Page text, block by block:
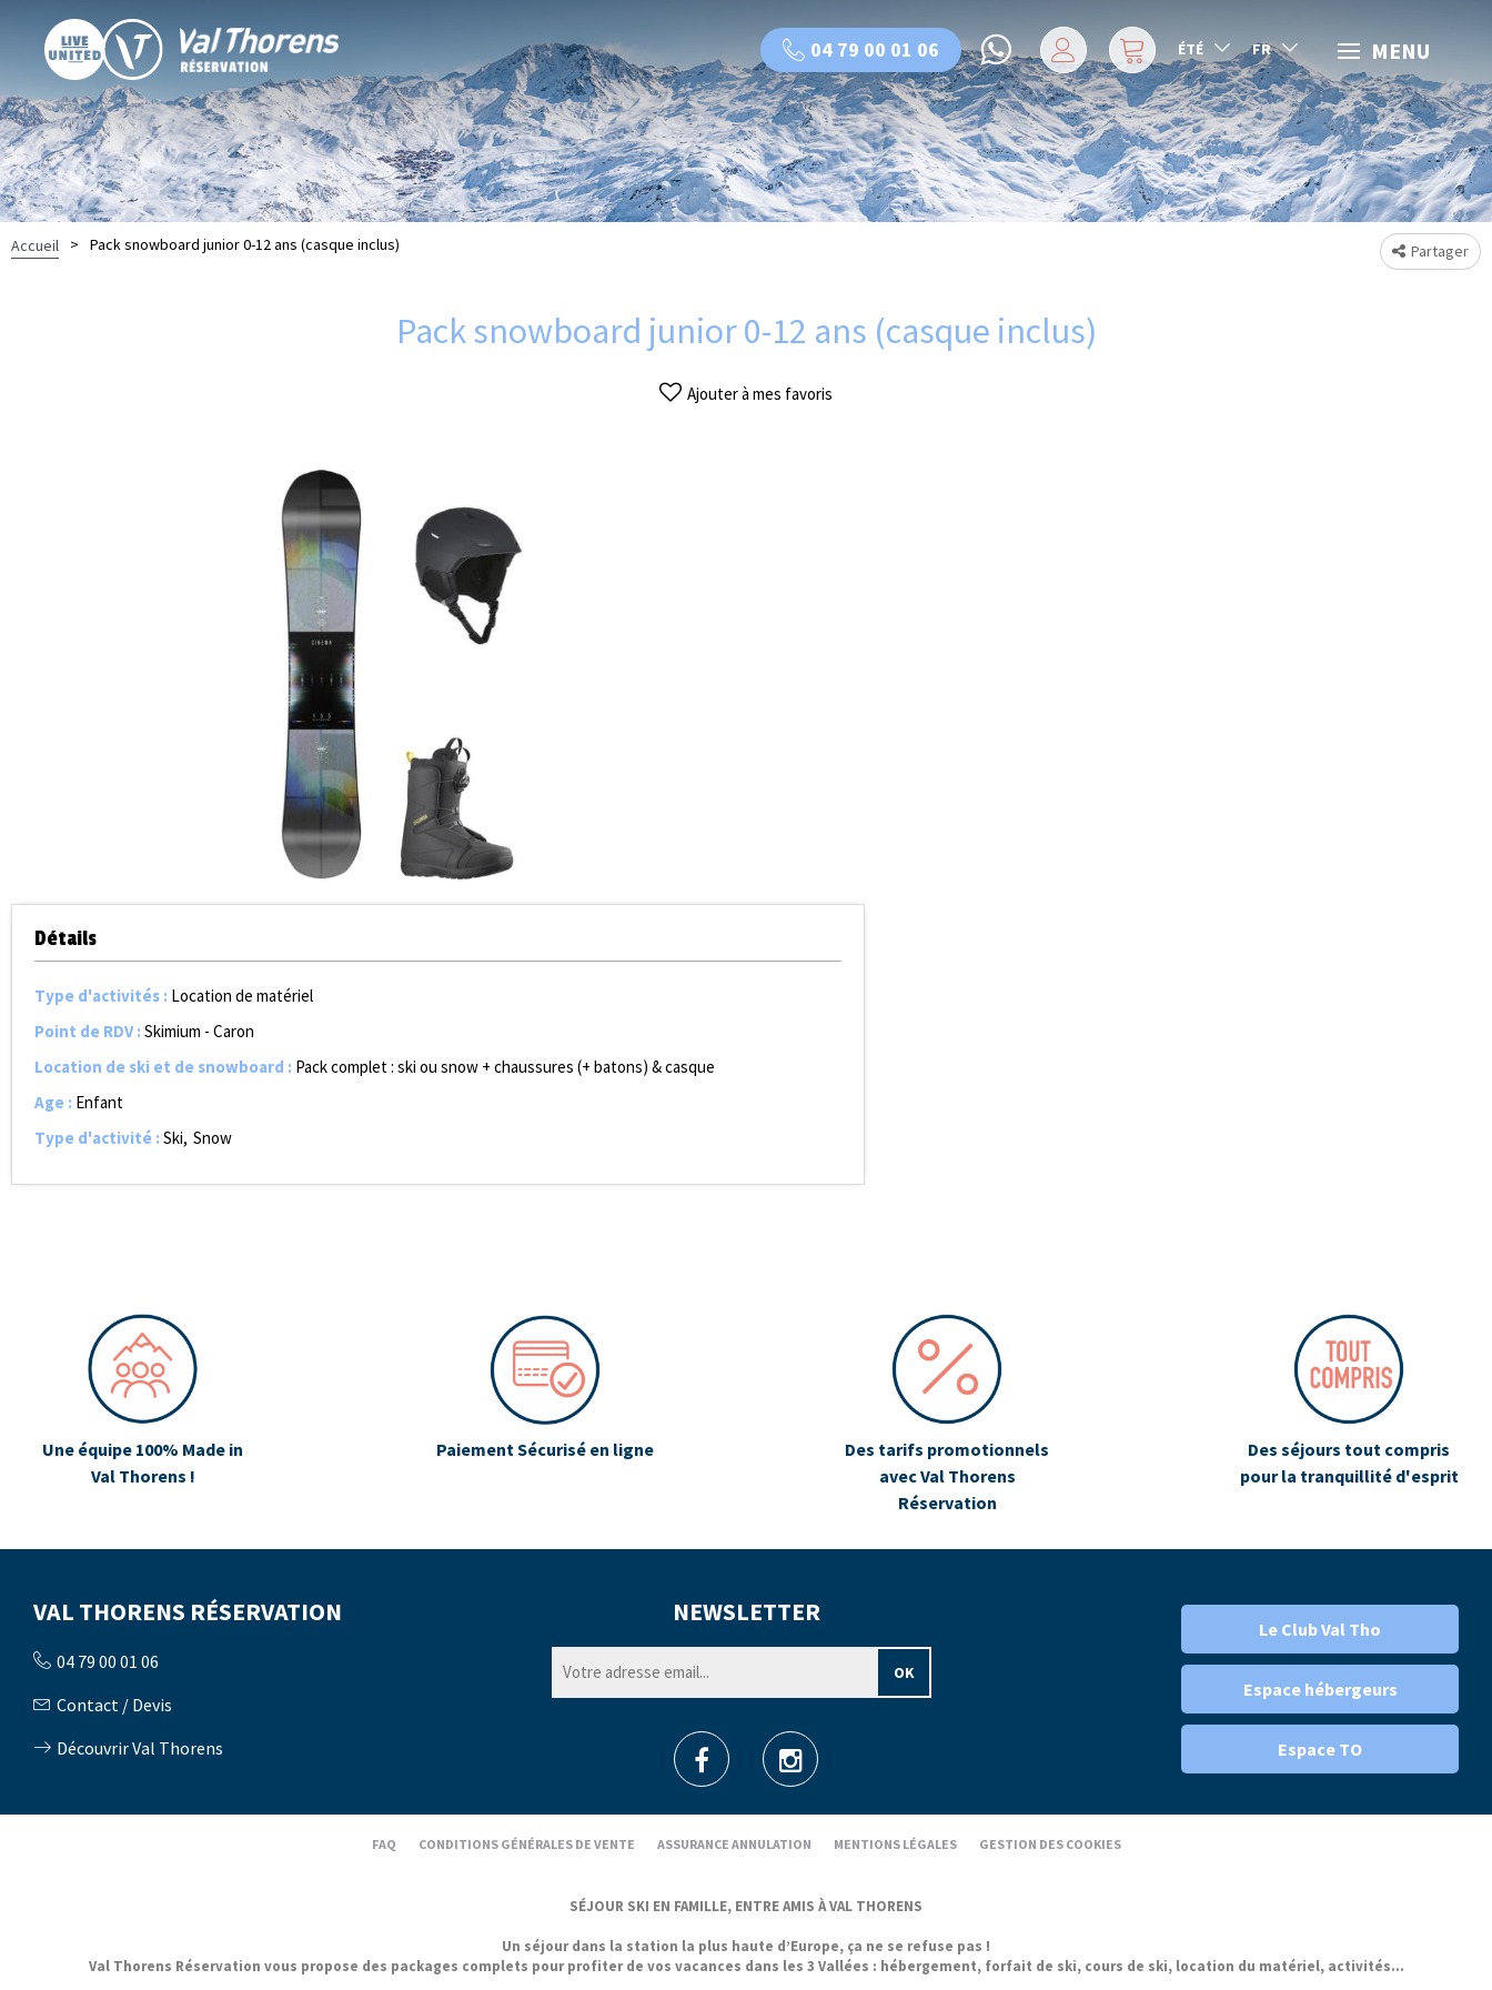
04 79 00 01 06 ÉTÉ FR MENU
Accueil > Pack snowboard junior 0-12 ans (casque inclus) Partager
Pack snowboard junior 0-12 ans (casque inclus)
Ajouter à mes favoris
Détails
Type d'activités : Location de matériel
Point de RDV:Skimium - Caron
Location de ski et de snowboard : Pack complet : ski ou snow + chaussures (+ batons) & casque
Age : Enfant
Type d'activité :Ski Snow
Une équipe 100% Made in
Val Thorens !
Paiement Sécurisé en ligne
Des tarifs promotionnels
avec Val Thorens
Réservation
Des séjours tout compris
pour la tranquillité d'esprit
VAL THORENS RÉSERVATION
04 79 00 01 06
Contact / Devis
Découvrir Val Thorens
NEWSLETTER
Le Club Val Tho
Espace hébergeurs
Espace TO
FAQ CONDITIONS GÉNÉRALES DE VENTE ASSURANCE ANNULATION MENTIONS LÉGALES GESTION DES COOKIES
SÉJOUR SKI EN FAMILLE, ENTRE AMIS À VAL THORENS
Un séjour dans la station la plus haute d’Europe, ça ne se refuse pas !
Val Thorens Réservation vous propose des packages complets pour profiter de vos vacances dans les 3 Vallées : hébergement, forfait de ski, cours de ski, location du matériel, activités...